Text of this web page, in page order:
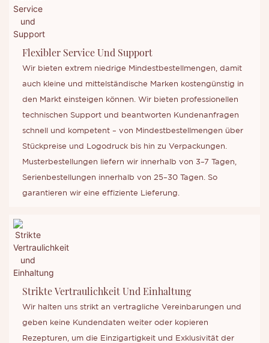
Flexibler Service Und Support
Wir bieten extrem niedrige Mindestbestellmengen, damit
auch kleine und mittelständische Marken kostengünstig in
den Markt einsteigen können. Wir bieten professionellen
technischen Support und beantworten Kundenanfragen
schnell und kompetent – ​​von Mindestbestellmengen über
Stückpreise und Logodruck bis hin zu Verpackungen.
Musterbestellungen liefern wir innerhalb von 3–7 Tagen,
Serienbestellungen innerhalb von 25–30 Tagen. So
garantieren wir eine effiziente Lieferung.
Strikte Vertraulichkeit Und Einhaltung
Wir halten uns strikt an vertragliche Vereinbarungen und
geben keine Kundendaten weiter oder kopieren
Rezepturen, um die Einzigartigkeit und Exklusivität der